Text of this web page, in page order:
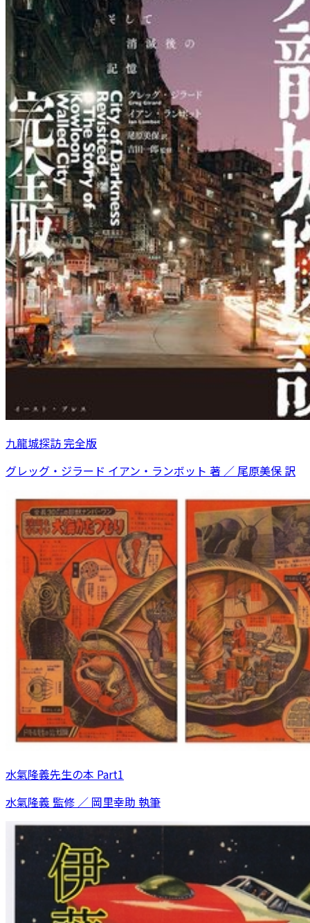
九龍城探訪 完全版
グレッグ・ジラード イアン・ランボット 著 ／ 尾原美保 訳
水氣隆義先生の本 Part1
水氣隆義 監修 ／ 岡里幸助 執筆